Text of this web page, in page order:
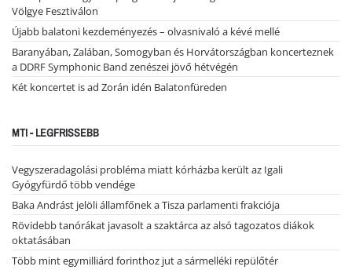
Völgye Fesztiválon
Újabb balatoni kezdeményezés – olvasnivaló a kévé mellé
Baranyában, Zalában, Somogyban és Horvátországban koncerteznek
a DDRF Symphonic Band zenészei jövő hétvégén
Két koncertet is ad Zorán idén Balatonfüreden
MTI - LEGFRISSEBB
Vegyszeradagolási probléma miatt kórházba került az Igali
Gyógyfürdő több vendége
Baka Andrást jelöli államfőnek a Tisza parlamenti frakciója
Rövidebb tanórákat javasolt a szaktárca az alsó tagozatos diákok
oktatásában
Több mint egymilliárd forinthoz jut a sármelléki repülőtér